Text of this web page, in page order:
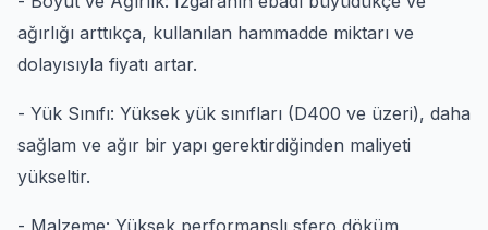
ağırlığı arttıkça, kullanılan hammadde miktarı ve
dolayısıyla fiyatı artar.
- Yük Sınıfı: Yüksek yük sınıfları (D400 ve üzeri), daha
sağlam ve ağır bir yapı gerektirdiğinden maliyeti
yükseltir.